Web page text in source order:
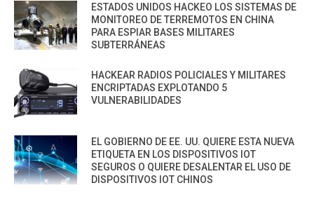
ESTADOS UNIDOS HACKEO LOS SISTEMAS DE
MONITOREO DE TERREMOTOS EN CHINA
PARA ESPIAR BASES MILITARES
SUBTERRÁNEAS
HACKEAR RADIOS POLICIALES Y MILITARES
ENCRIPTADAS EXPLOTANDO 5
VULNERABILIDADES
EL GOBIERNO DE EE. UU. QUIERE ESTA NUEVA
ETIQUETA EN LOS DISPOSITIVOS IOT
SEGUROS O QUIERE DESALENTAR EL USO DE
DISPOSITIVOS IOT CHINOS